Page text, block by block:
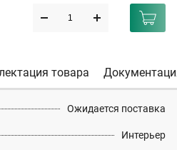
товара
Ожидается поставка
Интерьер